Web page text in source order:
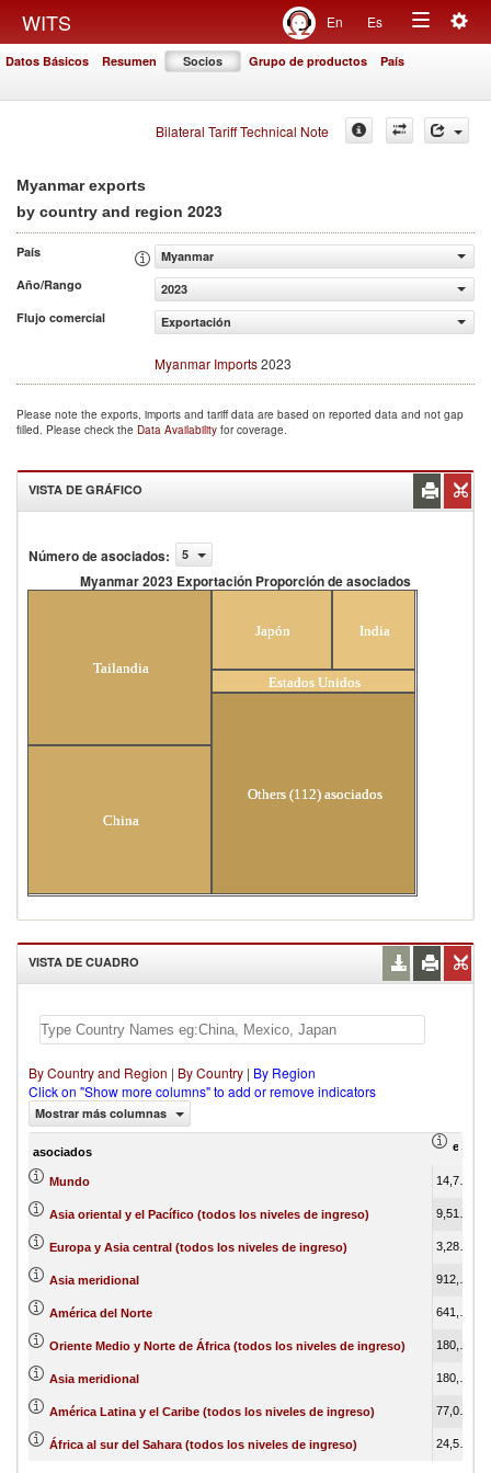
WITS En Es
Toggle
Datos Básicos Resumen Socios Grupo de productos País
Bilateral Tariff Technical Note
Myanmar exports
by country and region 2023
País
Myanmar
Año/Rango
2023
Flujo comercial
Exportación
Myanmar Imports2023
Please note the exports, imports and tariff data are based on reported data and not gap
filled. Please check the Data Availability for coverage.
VISTA DE GRÁFICO
Número de asociados: 5
Myanmar 2023 Exportación Proporción de asociados
Tailandia
China
Japón India
Estados Unidos
Others (112) asociados
VISTA DE CUADRO
By Country and Region | By Country | By Region
Click on "Show more columns" to add or remove indicators
Mostrar más columnas
asociados
Mundo
Asia oriental y el Pacífico (todos los niveles de ingreso)
Europa y Asia central (todos los niveles de ingreso)
Asia meridional
América del Norte
Oriente Medio y Norte de África (todos los niveles de ingreso)
Asia meridional
América Latina y el Caribe (todos los niveles de ingreso)
África al sur del Sahara (todos los niveles de ingreso)